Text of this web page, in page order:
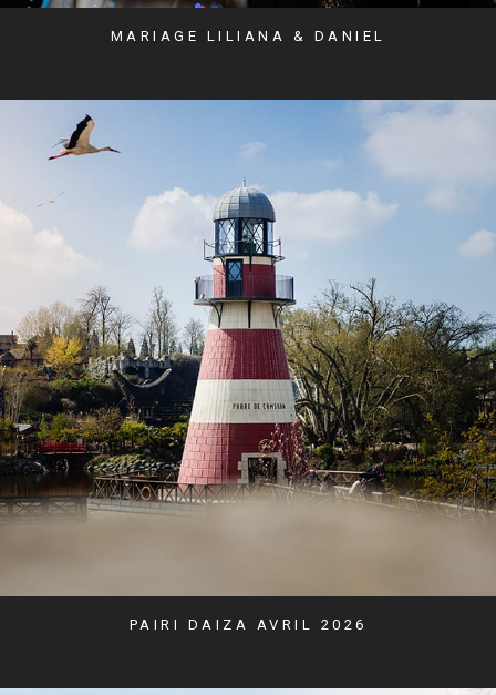
MARIAGE LILIANA & DANIEL
PAIRI DAIZA AVRIL 2026